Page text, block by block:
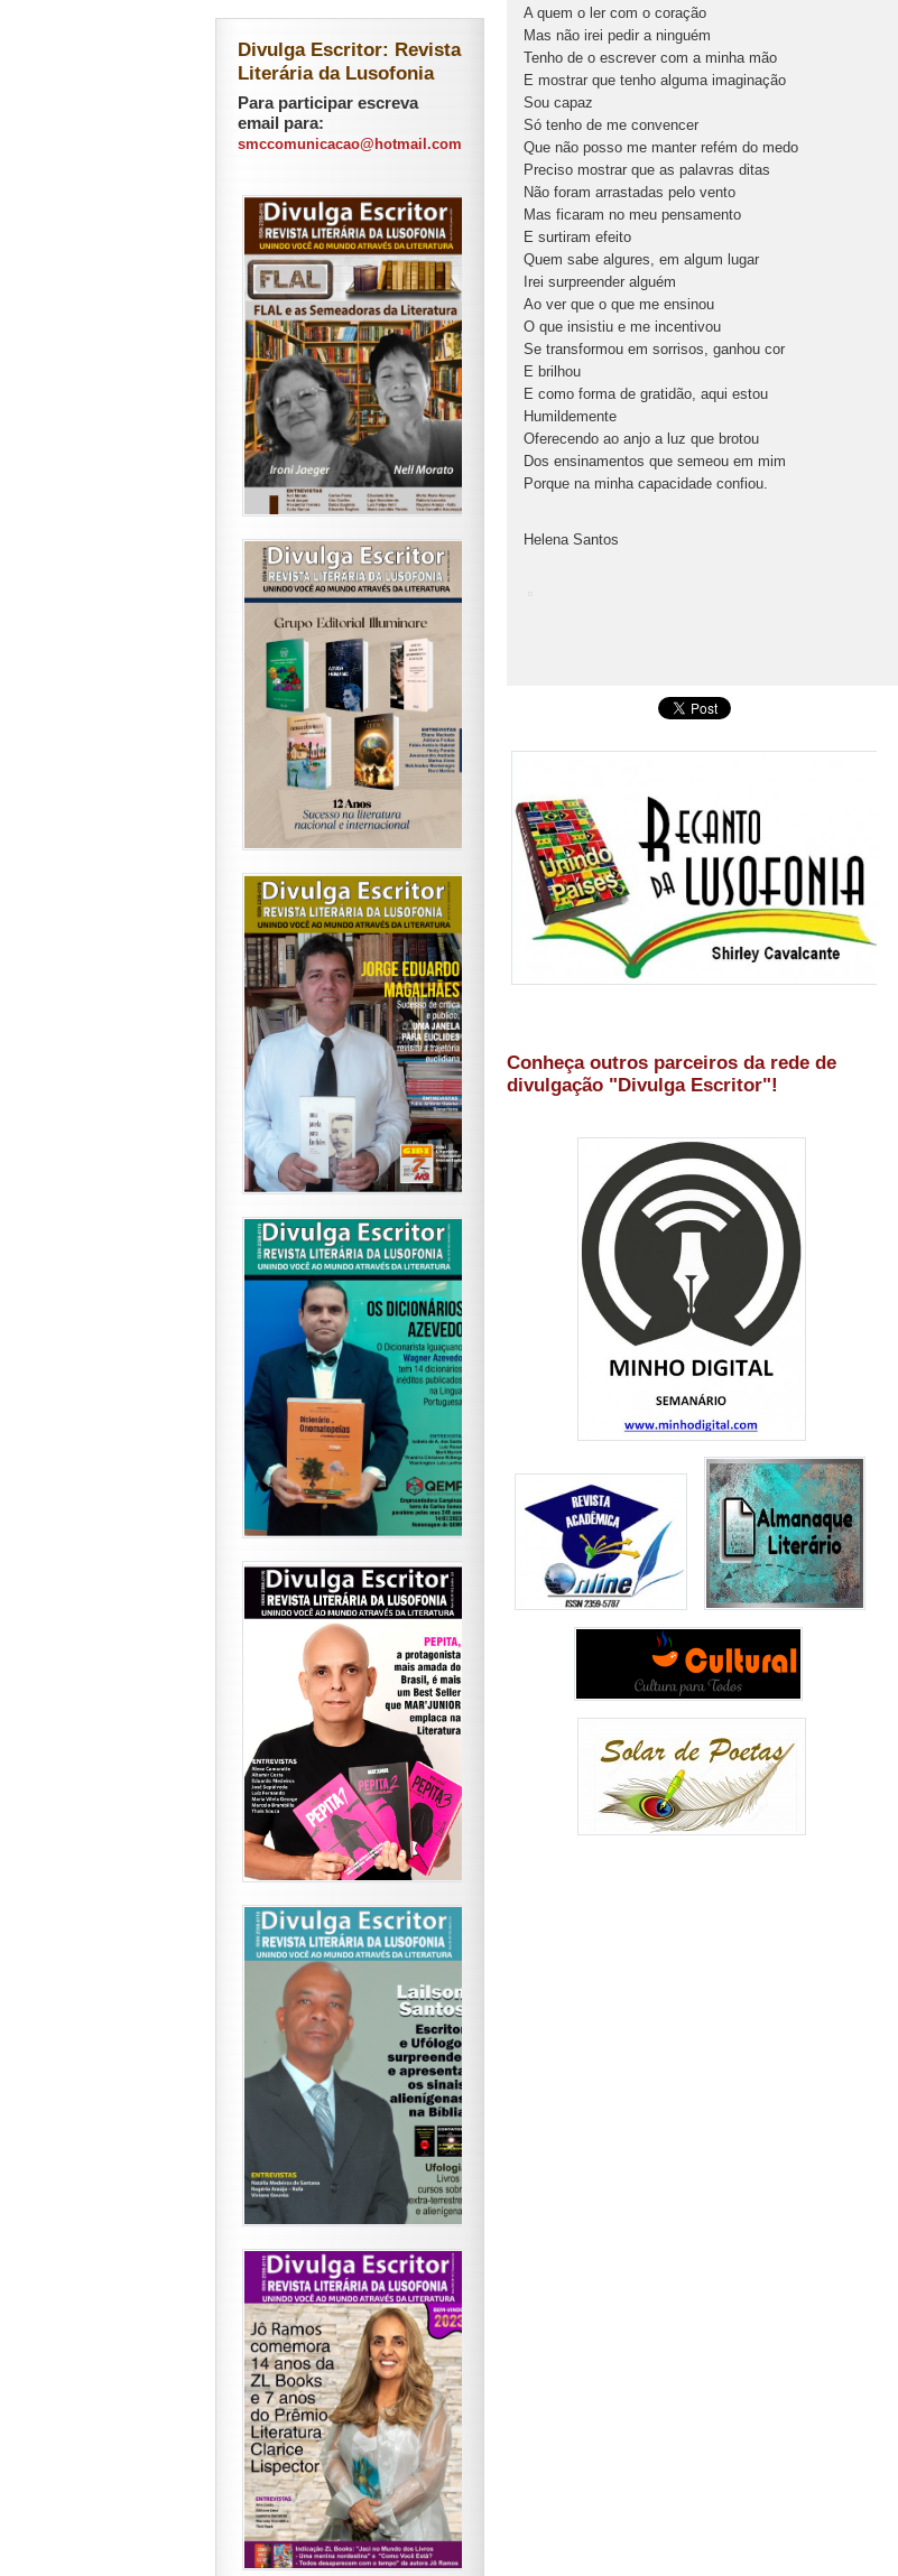
A quem o ler com o coração
Mas não irei pedir a ninguém
Tenho de o escrever com a minha mão
E mostrar que tenho alguma imaginação
Sou capaz
Só tenho de me convencer
Que não posso me manter refém do medo
Preciso mostrar que as palavras ditas
Não foram arrastadas pelo vento
Mas ficaram no meu pensamento
E surtiram efeito
Quem sabe algures, em algum lugar
Irei surpreender alguém
Ao ver que o que me ensinou
O que insistiu e me incentivou
Se transformou em sorrisos, ganhou cor
E brilhou
E como forma de gratidão, aqui estou
Humildemente
Oferecendo ao anjo a luz que brotou
Dos ensinamentos que semeou em mim
Porque na minha capacidade confiou.
Helena Santos
Conheça outros parceiros da rede de
divulgação "Divulga Escritor"!
Divulga Escritor: Revista
Literária da Lusofonia
Para participar escreva
email para:
smccomunicacao@hotmail.com